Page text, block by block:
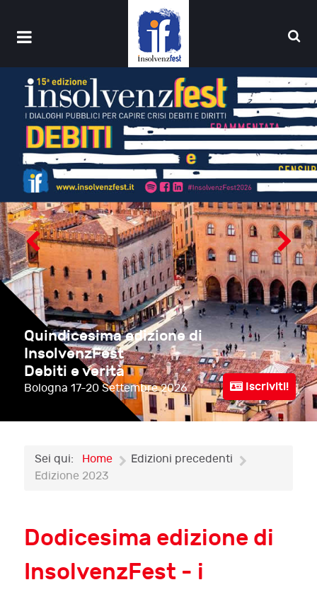
Iscriviti!
Quindicesima edizione di
InsolvenzFest
Debiti e verità
Bologna 17-20 Settembre 2026
Sei qui: Home
Edizioni precedenti
Edizione 2023
Dodicesima edizione di
InsolvenzFest - i